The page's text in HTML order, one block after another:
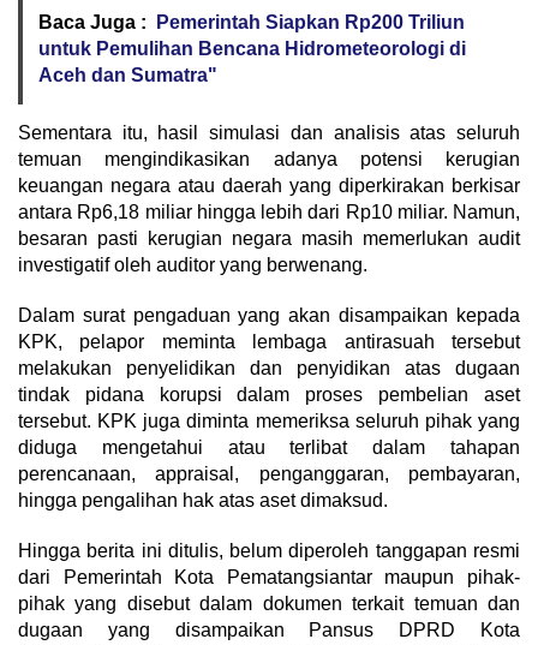
Baca Juga :
Pemerintah Siapkan Rp200 Triliun
untuk Pemulihan Bencana Hidrometeorologi di
Aceh dan Sumatra"
Sementara itu, hasil simulasi dan analisis atas seluruh
temuan mengindikasikan adanya potensi kerugian
keuangan negara atau daerah yang diperkirakan berkisar
antara Rp6,18 miliar hingga lebih dari Rp10 miliar. Namun,
besaran pasti kerugian negara masih memerlukan audit
investigatif oleh auditor yang berwenang.
Dalam surat pengaduan yang akan disampaikan kepada
KPK, pelapor meminta lembaga antirasuah tersebut
melakukan penyelidikan dan penyidikan atas dugaan
tindak pidana korupsi dalam proses pembelian aset
tersebut. KPK juga diminta memeriksa seluruh pihak yang
diduga mengetahui atau terlibat dalam tahapan
perencanaan, appraisal, penganggaran, pembayaran,
hingga pengalihan hak atas aset dimaksud.
Hingga berita ini ditulis, belum diperoleh tanggapan resmi
dari Pemerintah Kota Pematangsiantar maupun pihak-
pihak yang disebut dalam dokumen terkait temuan dan
dugaan yang disampaikan Pansus DPRD Kota